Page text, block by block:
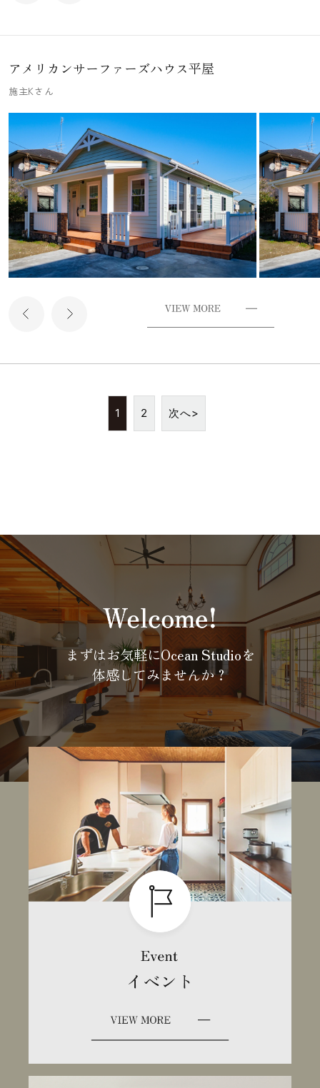
アメリカンサーファーズハウス平屋
施主Kさん
1 2 次へ>
まずはお気軽にOcean Studioを
体感してみませんか？